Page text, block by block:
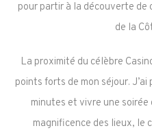
pour partir à la découverte
de la
La proximité du célèbre
points forts de mon séjour. J’ai
minutes et vivre une
magnificence des lieux, le